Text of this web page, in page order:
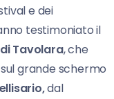
e dei
testimoniato il
Tavolara, che
grande schermo
dal